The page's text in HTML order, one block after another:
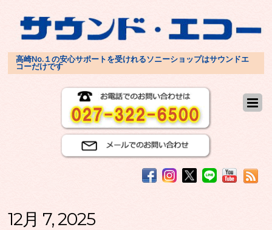
高崎No.１の安心サポートを受けれるソニーショップはサウンドエ
コーだけです
12月 7, 2025